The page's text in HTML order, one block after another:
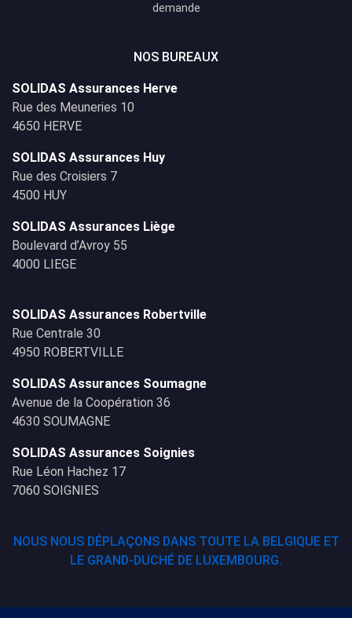
demande
NOS BUREAUX
SOLIDAS Assurances Herve
Rue des Meuneries 10
4650 HERVE
SOLIDAS Assurances Huy
Rue des Croisiers 7
4500 HUY
SOLIDAS Assurances Liège
Boulevard d’Avroy 55
4000 LIEGE
SOLIDAS Assurances Robertville
Rue Centrale 30
4950 ROBERTVILLE
SOLIDAS Assurances Soumagne
Avenue de la Coopération 36
4630 SOUMAGNE
SOLIDAS Assurances Soignies
Rue Léon Hachez 17
7060 SOIGNIES
NOUS NOUS DÉPLAÇONS DANS TOUTE LA BELGIQUE ET
LE GRAND-DUCHÉ DE LUXEMBOURG.